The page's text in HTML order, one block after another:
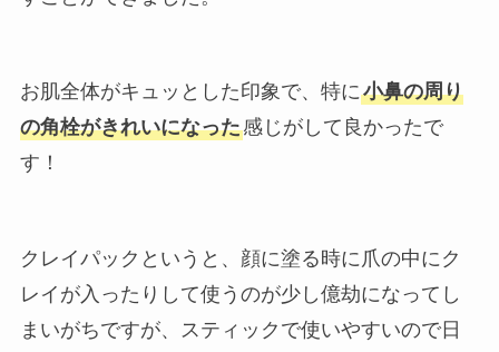
お肌全体がキュッとした印象で、特に小鼻の周り
の角栓がきれいになった感じがして良かったで
す！
クレイパックというと、顔に塗る時に爪の中にク
レイが入ったりして使うのが少し億劫になってし
まいがちですが、スティックで使いやすいので日